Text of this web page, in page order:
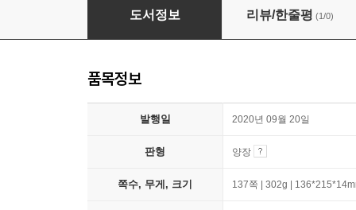
꽃 짐 지고 걷다
도서정보 리뷰/한줄평 (1/0)
품목정보
발행일 2020년 09월 20일
판형 양장
쪽수, 무게, 크기 137쪽 | 302g |